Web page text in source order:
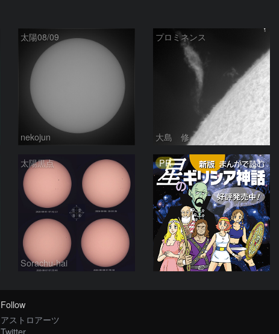
太陽08/09
nekojun
プロミネンス
大島 修
太陽黒点
Sorachu-hai
PR
Follow
アストロアーツ
Twitter